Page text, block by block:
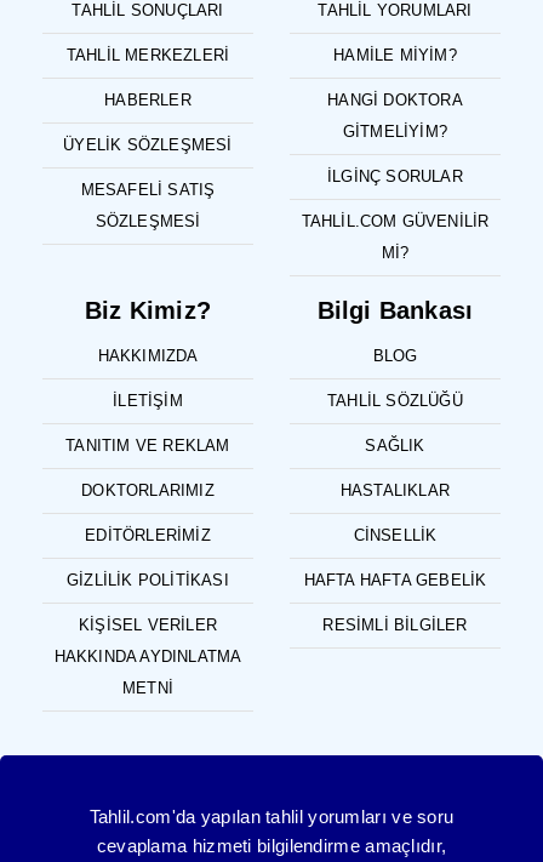
TAHLIL SONUÇLARI
TAHLIL MERKEZLERI
HABERLER
ÜYELIK SÖZLEŞMESI
MESAFELI SATIŞ
SÖZLEŞMESI
TAHLIL YORUMLARI
HAMILE MIYIM?
HANGI DOKTORA
GITMELIYIM?
İLGINÇ SORULAR
TAHLIL.COM GÜVENILIR
MI?
Biz Kimiz?
HAKKIMIZDA
İLETIŞIM
TANITIM VE REKLAM
DOKTORLARIMIZ
EDITÖRLERIMIZ
GIZLILIK POLITIKASI
KIŞISEL VERILER
HAKKINDA AYDINLATMA
METNI
Bilgi Bankası
BLOG
TAHLIL SÖZLÜĞÜ
SAĞLIK
HASTALIKLAR
CINSELLIK
HAFTA HAFTA GEBELIK
RESIMLI BILGILER
Tahlil.com'da yapılan tahlil yorumları ve soru
cevaplama hizmeti bilgilendirme amaçlıdır,